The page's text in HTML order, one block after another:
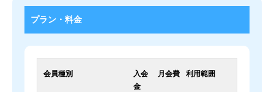
プラン・料金
会員種別
入会
金
月会費 利用範囲